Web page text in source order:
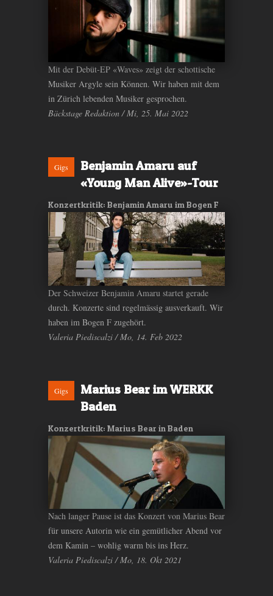
Mit der Debüt-EP «Waves» zeigt der schottische
Musiker Argyle sein Können. Wir haben mit dem
in Zürich lebenden Musiker gesprochen.
Bäckstage Redaktion / Mi, 25. Mai 2022
Gigs
Benjamin Amaru auf
«Young Man Alive»-Tour
Konzertkritik: Benjamin Amaru im Bogen F
Der Schweizer Benjamin Amaru startet gerade
durch. Konzerte sind regelmässig ausverkauft. Wir
haben im Bogen F zugehört.
Valeria Piediscalzi / Mo, 14. Feb 2022
Gigs
Marius Bear im WERKK
Baden
Konzertkritik: Marius Bear in Baden
Nach langer Pause ist das Konzert von Marius Bear
für unsere Autorin wie ein gemütlicher Abend vor
dem Kamin – wohlig warm bis ins Herz.
Valeria Piediscalzi / Mo, 18. Okt 2021